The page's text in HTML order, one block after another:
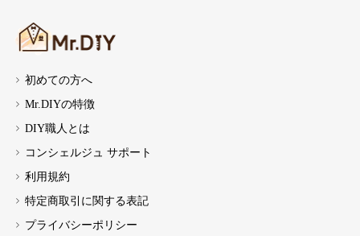
初めての方へ
Mr.DIYの特徴
DIY職人とは
コンシェルジュ サポート
利用規約
特定商取引に関する表記
プライバシーポリシー